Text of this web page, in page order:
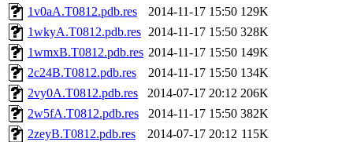
1v0aA.T0812.pdb.res
2014-11-17 15:50 129K
1wkyA.T0812.pdb.res 2014-11-17 15:50 328K
1wmxB.T0812.pdb.res 2014-11-17 15:50 149K
2c24B.T0812.pdb.res
2014-11-17 15:50 134K
2vy0A.T0812.pdb.res
2014-07-17 20:12 206K
2w5fA.T0812.pdb.res
2014-11-17 15:50 382K
2zeyB.T0812.pdb.res
2014-07-17 20:12 115K